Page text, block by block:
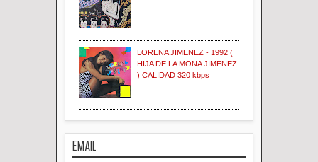
LORENA JIMENEZ - 1992 (
HIJA DE LA MONA JIMENEZ
) CALIDAD 320 kbps
EMAIL